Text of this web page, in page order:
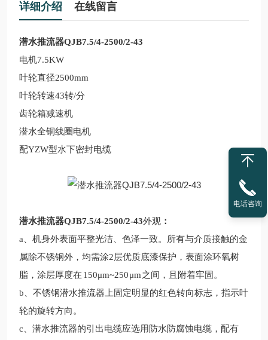
详细介绍 在线留言
潜水推流器QJB7.5/4-2500/2-43
电机7.5KW
叶轮直径2500mm
叶轮转速43转/分
齿轮箱减速机
潜水全铜线圈电机
配YZW型水下密封电缆
潜水推流器QJB7.5/4-2500/2-43外观 ：
a、机身外表面平整光洁、色泽一致。所有与介质接触的金
属除不锈钢外，均需涂2层优质底漆保护，表面涂环氧树
脂，涂层厚度在 150μm~250μm之间，且附着牢固。
b、不锈钢潜水推流器上固定明显的红色转向标志，指示叶
轮的旋转方向。
c、潜水推流器的引出电缆应选用防水防腐蚀电缆，配有
电话咨询